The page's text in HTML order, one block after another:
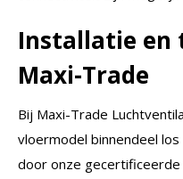
Installatie en
Maxi-Trade
Bij Maxi-Trade
vloermodel binnendeel
door onze gecertificeerde